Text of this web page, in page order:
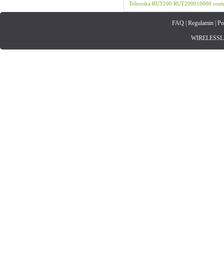
Teltonika RUT200 RUT200010000
FAQ| Regulamin|